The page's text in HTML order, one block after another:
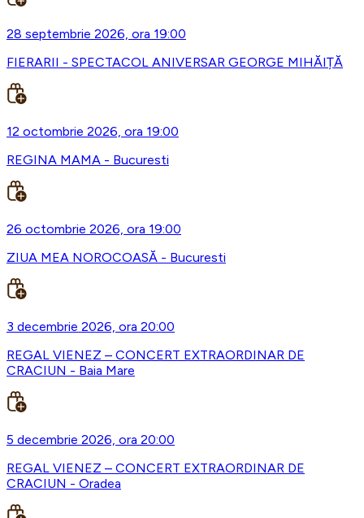
28 septembrie 2026, ora 19:00
FIERARII - SPECTACOL ANIVERSAR GEORGE MIHĂIȚĂ
12 octombrie 2026, ora 19:00
REGINA MAMA - Bucuresti
26 octombrie 2026, ora 19:00
ZIUA MEA NOROCOASĂ - Bucuresti
3 decembrie 2026, ora 20:00
REGAL VIENEZ – CONCERT EXTRAORDINAR DE
CRACIUN - Baia Mare
5 decembrie 2026, ora 20:00
REGAL VIENEZ – CONCERT EXTRAORDINAR DE
CRACIUN - Oradea